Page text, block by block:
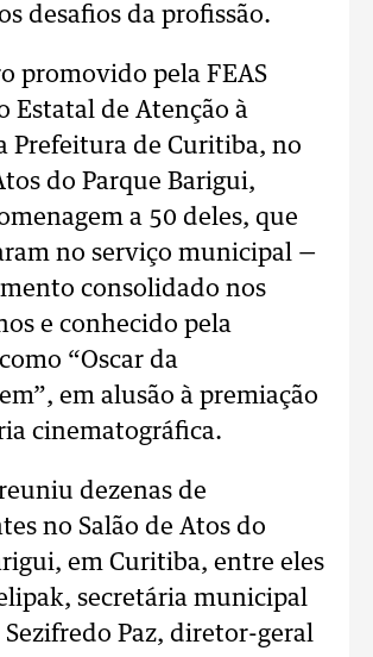
desafios da profissão.
promovido pela FEAS
Estatal de Atenção à
Prefeitura de Curitiba, no
do Parque Barigui,
a 50 deles, que
no serviço municipal —
consolidado nos
e conhecido pela
“Oscar da
em alusão à premiação
cinematográfica.
dezenas de
no Salão de Atos do
em Curitiba, entre eles
secretária municipal
Sezifredo Paz, diretor-geral